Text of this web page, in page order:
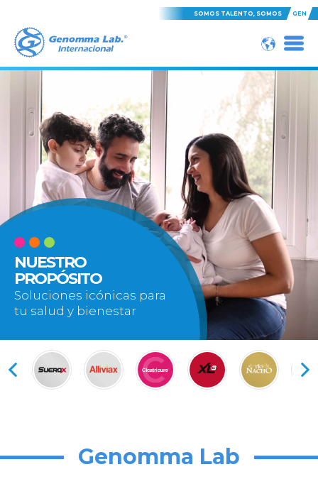
SOMOS TALENTO, SOMOS GEN
NUESTRO
PROPÓSITO
Soluciones icónicas para
tu salud y bienestar
Genomma Lab